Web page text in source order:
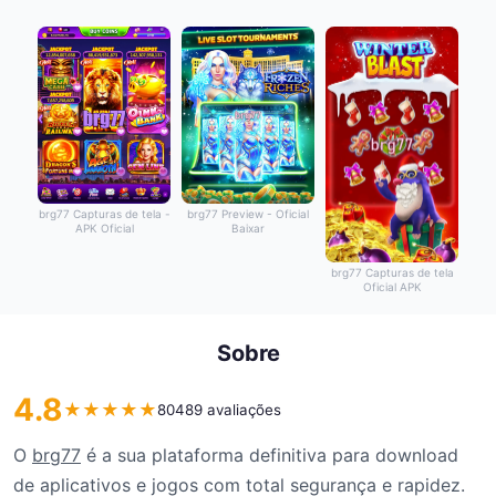
brg77 Capturas de tela -
APK Oficial
brg77 Preview - Oficial
Baixar
brg77 Capturas de tela
Oficial APK
Sobre
4.8★ ★ ★ ★ ★80489 avaliações
O brg77 é a sua plataforma definitiva para download
de aplicativos e jogos com total segurança e rapidez.